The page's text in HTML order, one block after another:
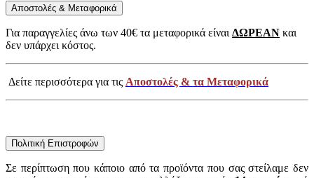
Αποστολές & Μεταφορικά
Για παραγγελίες άνω των 40€ τα μεταφορικά είναιΔΩΡΕΑΝ και
δεν υπάρχει κόστος.
Δείτε περισσότερα για τις Αποστολές & τα Μεταφορικά
Πολιτική Επιστροφών
Σε περίπτωση που κάποιο από τα προϊόντα που σας στείλαμε δεν